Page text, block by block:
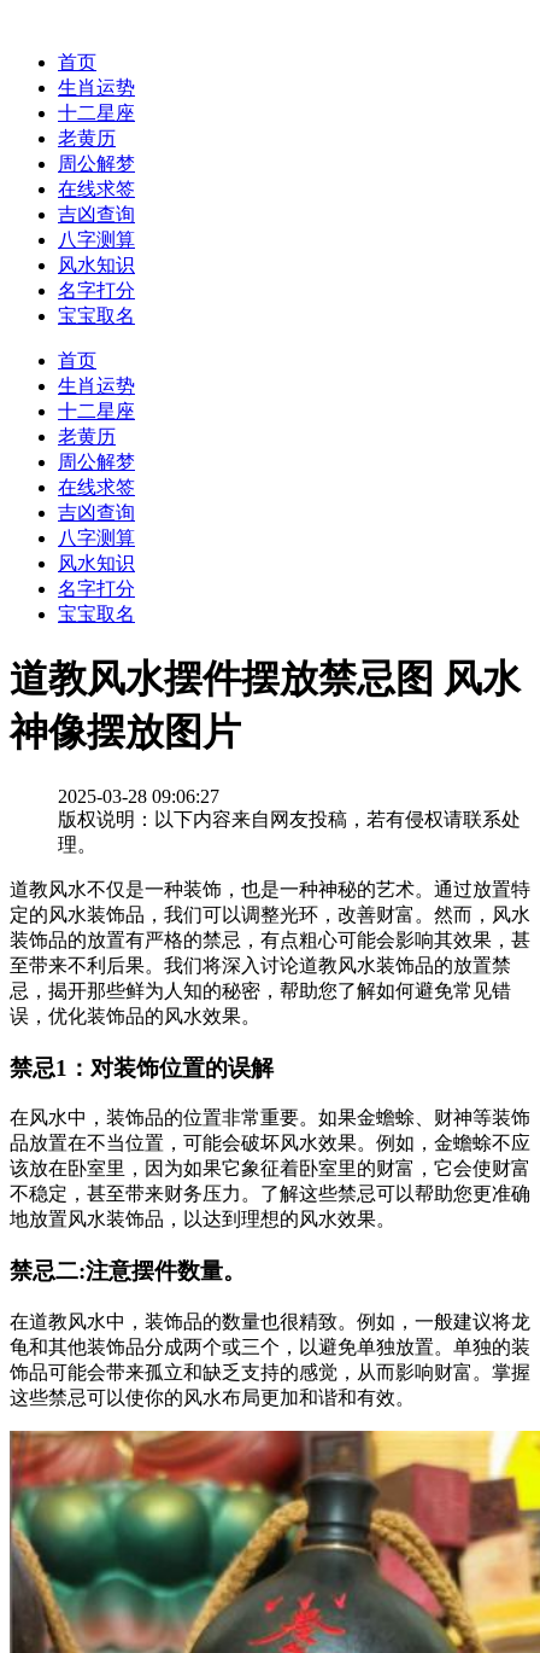
首页
生肖运势
十二星座
老黄历
周公解梦
在线求签
吉凶查询
八字测算
风水知识
名字打分
宝宝取名
首页
生肖运势
十二星座
老黄历
周公解梦
在线求签
吉凶查询
八字测算
风水知识
名字打分
宝宝取名
道教风水摆件摆放禁忌图 风水
神像摆放图片
2025-03-28 09:06:27
版权说明：以下内容来自网友投稿，若有侵权请联系处
理。
道教风水不仅是一种装饰，也是一种神秘的艺术。通过放置特
定的风水装饰品，我们可以调整光环，改善财富。然而，风水
装饰品的放置有严格的禁忌，有点粗心可能会影响其效果，甚
至带来不利后果。我们将深入讨论道教风水装饰品的放置禁
忌，揭开那些鲜为人知的秘密，帮助您了解如何避免常见错
误，优化装饰品的风水效果。
禁忌1：对装饰位置的误解
在风水中，装饰品的位置非常重要。如果金蟾蜍、财神等装饰
品放置在不当位置，可能会破坏风水效果。例如，金蟾蜍不应
该放在卧室里，因为如果它象征着卧室里的财富，它会使财富
不稳定，甚至带来财务压力。了解这些禁忌可以帮助您更准确
地放置风水装饰品，以达到理想的风水效果。
禁忌二:注意摆件数量。
在道教风水中，装饰品的数量也很精致。例如，一般建议将龙
龟和其他装饰品分成两个或三个，以避免单独放置。单独的装
饰品可能会带来孤立和缺乏支持的感觉，从而影响财富。掌握
这些禁忌可以使你的风水布局更加和谐和有效。